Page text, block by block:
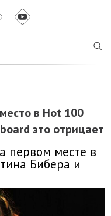
в Hot 100
это отрицает
первом месте в
Бибера и